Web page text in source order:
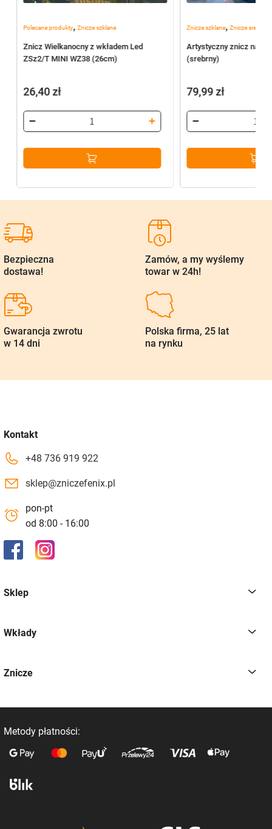
Polecane produkty, Znicze szklane
Znicz Wielkanocny z wkładem Led
ZSz2/T MINI WZ38 (26cm)
26,40zł
Znicze szklane,Znicze srebrne
Artystyczny znicz na
(srebrny)
79,99zł
Bezpieczna
dostawa!
Zamów, a my wyślemy
towar w 24h!
Gwarancja zwrotu
w 14 dni
Polska firma, 25 lat
na rynku
Kontakt
+48 736 919 922
sklep@zniczefenix.pl
pon-pt
od 8:00 - 16:00
Sklep
Wkłady
Znicze
Metody płatności: